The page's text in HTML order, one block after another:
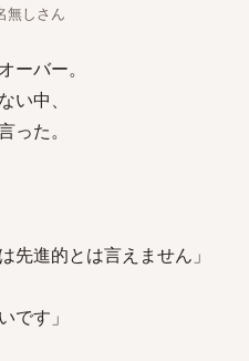
しさん
ーバー。
い中、
った。
先進的とは言えません」
です」